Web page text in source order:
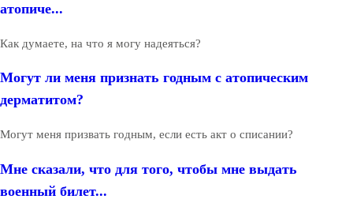
атопиче...
Как думаете, на что я могу надеяться?
Могут ли меня признать годным с атопическим
дерматитом?
Могут меня призвать годным, если есть акт о списании?
Мне сказали, что для того, чтобы мне выдать
военный билет...